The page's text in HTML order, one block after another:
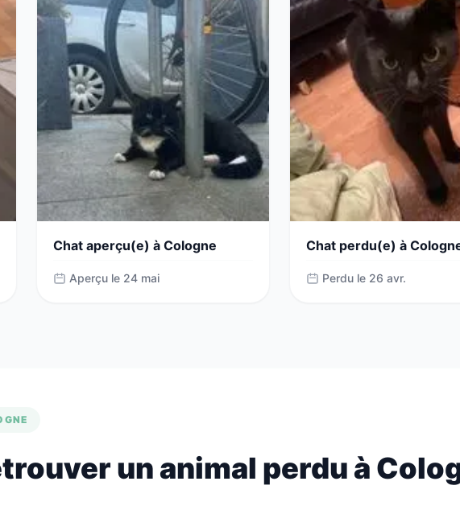
Chat aperçu(e) à Cologne
Aperçu le 24 mai
Chat perdu(e) à
Perdu le 26 avr.
un animal perdu à